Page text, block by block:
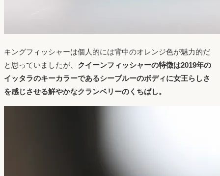
キングフィッシャーは個人的には背中のオレンジ色が魅力的だ
と思っていましたが、 クイーンフィッシャーの特徴は2019年の
イッタラのキーカラーであるシーブルーのボディに女王らしさ
を感じさせる鮮やかなクランベリーのくちばし。